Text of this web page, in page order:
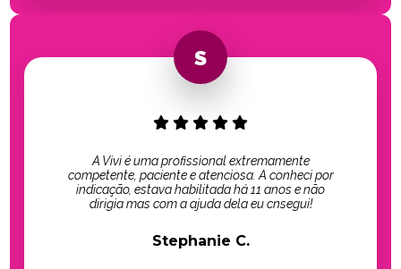
A Vivi é uma profissional extremamente
competente, paciente e atenciosa. A conheci por
indicação, estava habilitada há 11 anos e não
dirigia mas com a ajuda dela eu cnsegui!
Stephanie C.